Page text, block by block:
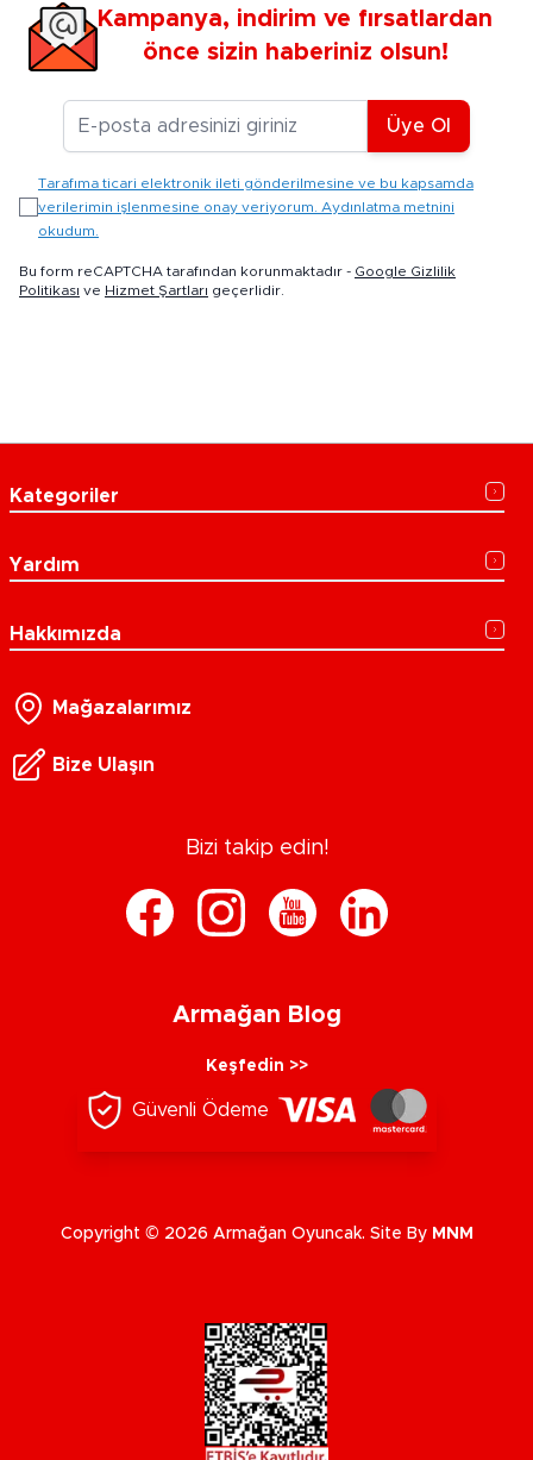
Kampanya, indirim ve fırsatlardan
önce sizin haberiniz olsun!
E-posta Adresiniz
Üye Ol
Tarafıma ticari elektronik ileti gönderilmesine ve bu kapsamda
verilerimin işlenmesine onay veriyorum. Aydınlatma metnini
okudum.
Bu form reCAPTCHA tarafından korunmaktadır - Google Gizlilik
Politikası ve Hizmet Şartları geçerlidir.
Kategoriler
Yardım
Hakkımızda
Mağazalarımız
Bize Ulaşın
Bizi takip edin!
Armağan Blog
Keşfedin >>
Güvenli Ödeme
Copyright © 2026 Armağan Oyuncak. Site By MNM